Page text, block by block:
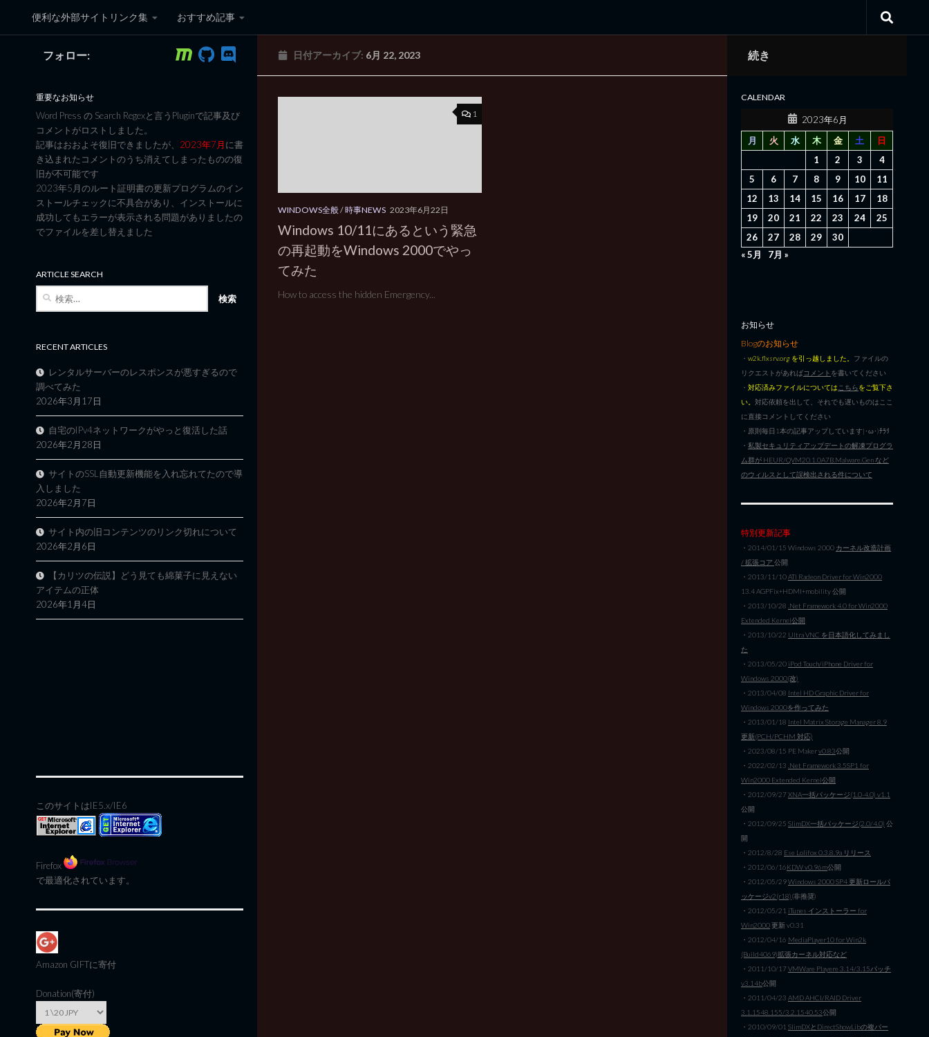
コンテンツへスキップ
便利な外部サイトリンク集 おすすめ記事
黒翼猫のコンピュータ日記 3rd Edition
日付アーカイブ: 6月 22, 2023
1
WINDOWS全般/時事NEWS 2023年6月22日
Windows 10/11にあるという緊急
の再起動をWindows 2000でやっ
てみた
How to access the hidden Emergency...
フォロー:
重要なお知らせ
Word Press の Search Regexと言うPluginで記事及び
コメントがロストしました。
記事はおおよそ復旧できましたが、 2023年7月に書
き込まれたコメントのうち消えてしまったものの復
旧が不可能です
2023年5月のルート証明書の更新プログラムのイン
ストールチェックに不具合があり、インストールに
成功してもエラーが表示される問題がありましたの
でファイルを差し替えました
ARTICLE SEARCH
RECENT ARTICLES
レンタルサーバーのレスポンスが悪すぎるので
調べてみた
2026年3月17日
自宅のIPv4ネットワークがやっと復活した話
2026年2月28日
サイトのSSL自動更新機能を入れ忘れてたので導
入しました
2026年2月7日
サイト内の旧コンテンツのリンク切れについて
2026年2月6日
【カリツの伝説】どう見ても綿菓子に見えない
アイテムの正体
2026年1月4日
このサイトはIE5.x/IE6
Firefox
で最適化されています。
Amazon GIFTに寄付
Donation(寄付)
続き
CALENDAR
2023年6月
月
火 水 木 金 土
日
1
2 3
4
5
6 7 8 9 10
11
12
13 14 15 16 17
18
19
20 21 22 23 24
25
26
27 28 29
30
« 5月
7月 »
お知らせ
Blogのお知らせ
・ w2k.flxsrv.org を引っ越しました。 ファイルの
リクエストがあればコメント を書いてください
・ 対応済みファイルについては こちらをご覧下さ
い。 対応依頼を出して、それでも遅いものはここ
に直接コメントしてください
・原則毎日1本の記事アップしています|･ω･)ﾁﾗﾘ
・ 私製セキュリティアップデートの解凍プログラ
ム群が HEUR/QVM20.1.0A7B.Malware.Gen など
のウィルスとして誤検出される件について
特別更新記事
・2014/01/15 Windows 2000 カーネル改造計画
/ 拡張コア 公開
・2013/11/10ATI Radeon Driver for Win2000
13.4 AGPFix+HDMI+mobility 公開
・2013/10/28 .Net Framework 4.0 for Win2000
Extended Kernel公開
・2013/10/22 Ultra VNC を日本語化してみまし
た
・2013/05/20 iPod Touch/iPhone Driver for
Windows 2000(改)
・2013/04/08 Intel HD Graphic Driver for
Windows 2000を作ってみた
・2013/01/18 Intel Matrix Storage Manager 8.9
更新(PCH/PCHM 対応)
・2023/08/15 PE Makerv0.83公開
・2022/02/13 .Net Framework 3.5SP1 for
Win2000 Extended Kernel公開
・2012/09/27XNA一括パッケージ(1.0-4.0) v1.1
公開
・2012/09/25 SlimDX一括パッケージ(2.0/4.0) 公
開
・2012/8/28 Ese Lolifox 0.3.8.9a リリース
・2012/06/16KDW v0.96m公開
・2012/05/29Windows 2000 SP4 更新ロールパ
ッケージv2(r18)(非推奨)
・2012/05/21 iTunes インストーラー for
Win2000更新 v0.31
・2012/04/16 MediaPlayer10 for Win2k
(Build4069)拡張カーネル対応など
・2011/10/17VMWare Playere 3.14/3.15パッチ
v3.14b公開
・2011/04/23 AMD AHCI/RAID Driver
3.1.1548.155/3.2.1540.53公開
・2010/09/01 SlimDXとDirectShowLibの複バー